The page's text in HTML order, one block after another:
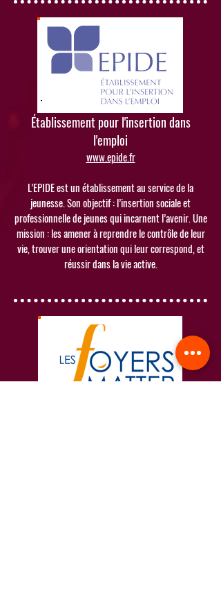
Établissement pour l'insertion dans
l'emploi
www.epide.fr
L’EPIDE est un établissement au service de la
jeunesse. Son objectif : l’insertion sociale et
professionnelle de jeunes qui incarnent l’avenir. Une
mission : les amener à reprendre le contrôle de leur
vie, trouver une orientation qui leur correspond, et
réussir dans la vie active.